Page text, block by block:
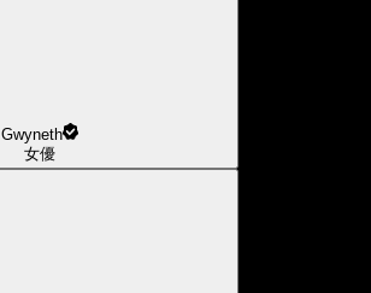
Gwyneth
女優